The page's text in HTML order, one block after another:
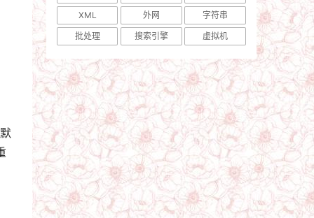
XML
外网
字符串
批处理
搜索引擎 虚拟机